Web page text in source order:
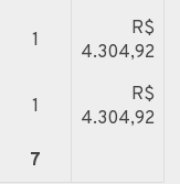
1
R$
4.304,92
1
R$
4.304,92
7